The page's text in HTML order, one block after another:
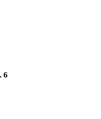
6